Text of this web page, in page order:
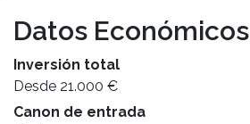
Datos Económicos
Inversión total
Desde 21.000 €
Canon de entrada